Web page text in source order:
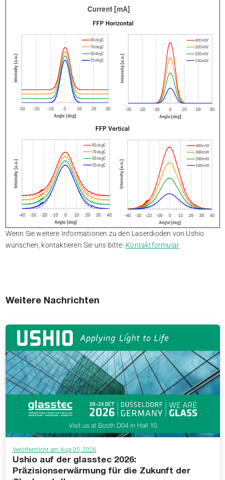
Wenn Sie weitere Informationen zu den Laserdioden von Ushio
wünschen, kontaktieren Sie uns bitte: Kontaktformular
Weitere Nachrichten
Veröffentlicht am Aug 05, 2026
Ushio auf der glasstec 2026:
Präzisionserwärmung für die Zukunft der